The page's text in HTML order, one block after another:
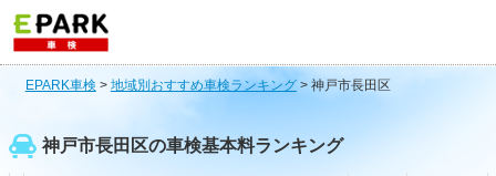
EPARK車検 > 地域別おすすめ車検ランキング> 神戸市長田区
神戸市長田区の車検基本料ランキング